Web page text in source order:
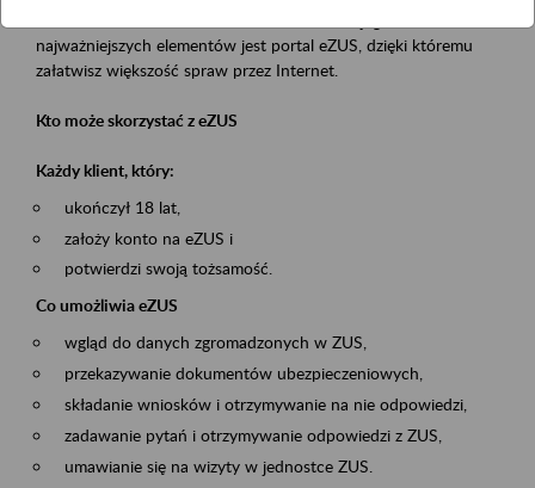
najważniejszych elementów jest portal eZUS, dzięki któremu
załatwisz większość spraw przez Internet.
Kto może skorzystać z eZUS
Każdy klient, który:
ukończył 18 lat,
założy konto na eZUS i
potwierdzi swoją tożsamość.
Co umożliwia eZUS
wgląd do danych zgromadzonych w ZUS,
przekazywanie dokumentów ubezpieczeniowych,
składanie wniosków i otrzymywanie na nie odpowiedzi,
zadawanie pytań i otrzymywanie odpowiedzi z ZUS,
umawianie się na wizyty w jednostce ZUS.